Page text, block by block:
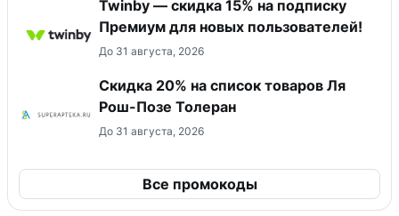
Twinby — скидка 15% на подписку
Премиум для новых пользователей!
До 31 августа, 2026
Скидка 20% на список товаров Ля
Рош-Позе Толеран
До 31 августа, 2026
Все промокоды